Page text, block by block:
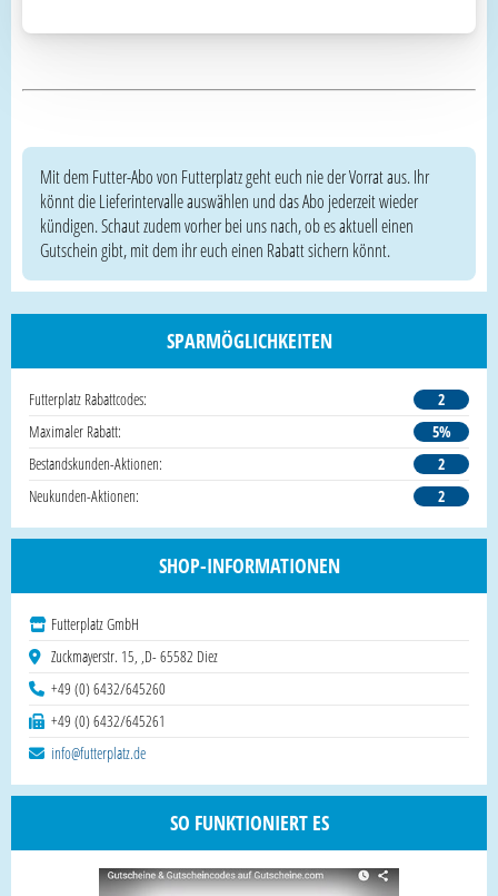
Mit dem Futter-Abo von Futterplatz geht euch nie der Vorrat aus. Ihr
könnt die Lieferintervalle auswählen und das Abo jederzeit wieder
kündigen. Schaut zudem vorher bei uns nach, ob es aktuell einen
Gutschein gibt, mit dem ihr euch einen Rabatt sichern könnt.
SPARMÖGLICHKEITEN
Futterplatz Rabattcodes:
2
Maximaler Rabatt:
5%
Bestandskunden-Aktionen:
2
Neukunden-Aktionen:
2
SHOP-INFORMATIONEN
Futterplatz GmbH
Zuckmayerstr. 15, ,D- 65582 Diez
+49 (0) 6432/645260
+49 (0) 6432/645261
info@futterplatz.de
SO FUNKTIONIERT ES